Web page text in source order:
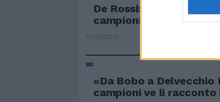
De Rossi: ora è il caso
campioni
11/03/2012
«Da Bobo a Delvecchio
campioni ve li racconto